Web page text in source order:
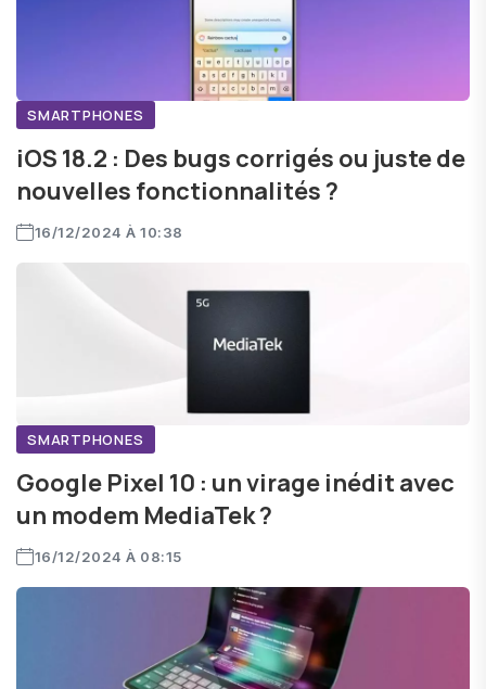
SMARTPHONES
iOS 18.2 : Des bugs corrigés ou juste de
nouvelles fonctionnalités ?
16/12/2024 À 10:38
SMARTPHONES
Google Pixel 10 : un virage inédit avec
un modem MediaTek ?
16/12/2024 À 08:15